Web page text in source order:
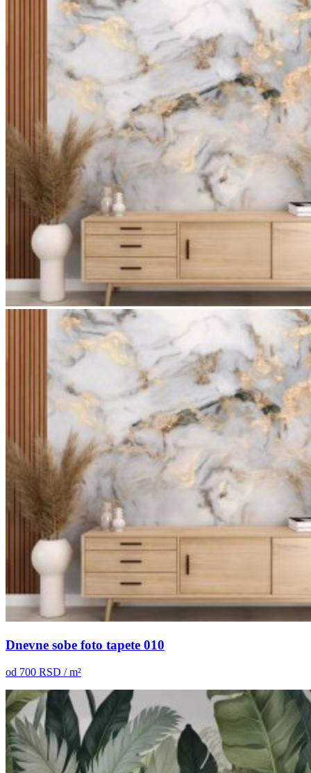
Dnevne sobe foto tapete 010
od 700 RSD / m²